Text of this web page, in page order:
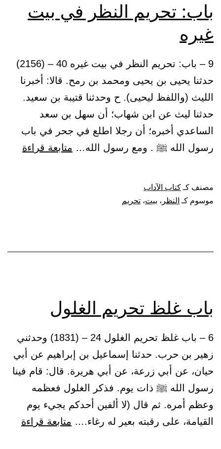
باب: تحريم النظر في بيت
غيره
9 – باب: تحريم النظر في بيت غيره 40 – (2156)
حدثنا يحيى بن يحيى ومحمد بن رمح. قالا: أخبرنا
الليث (واللفظ ليحيى). ح وحدثنا قتيبة بن سعيد.
حدثنا ليث عن ابن شهاب؛ أن سهل بن سعد
الساعدي أخبره؛ أن رجلا اطلع في جحر في باب
رسول الله ﷺ . ومع رسول الله… متابعة قراءة
مصنف كـ كتاب الآداب
موسوم كـ النظر ، بيت، تحريم
باب غلظ تحريم الغلول
6 – باب غلظ تحريم الغلول 24 – (1831) وحدثني
زهير بن حرب. حدثنا إسماعيل بن إبراهيم عن أبي
حيان، عن أبي زرعة، عن أبي هريرة. قال: قام فينا
رسول الله ﷺ ذات يوم. فذكر الغلول فعظمه
وعظم أمره. ثم قال (لا ألفين أحدكم يجيء يوم
القيامة، على رقبته بعير له رغاء.… متابعة قراءة